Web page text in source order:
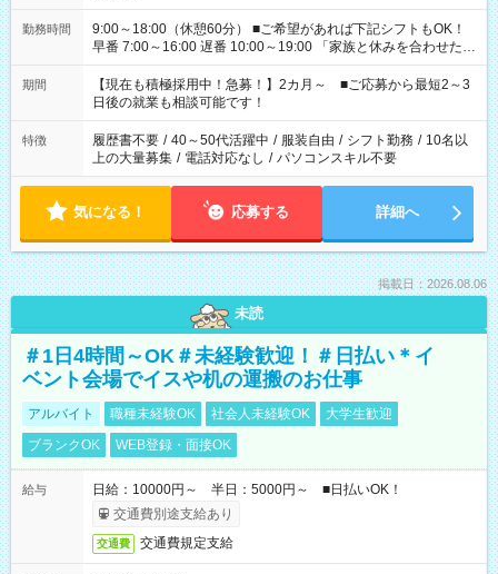
勤務時間
9:00～18:00（休憩60分） ■ご希望があれば下記シフトもOK！
早番 7:00～16:00 遅番 10:00～19:00 「家族と休みを合わせた
い」 「余裕を持って夕飯の準備がしたい」 「できれば残業はし
たくない」 など、ご希望を教えてくださいね。 ※Wワーク希望
の方へ 今ご覧のお仕事で希望する勤務時間と、もう1つのお仕事
の勤務時間。 合計で週40時間を超える場合は応募できません。
期間
【現在も積極採用中！急募！】2カ月～ ■ご応募から最短2～3
日後の就業も相談可能です！
特徴 履歴書不要 / 40～50代活躍中 / 服装自由 / シフト勤務 / 10名以
上の大量募集 / 電話対応なし / パソコンスキル不要
気になる！ 応募する 詳細へ
掲載日：2026.08.06
未読
＃1日4時間～OK＃未経験歓迎！＃日払い＊イ
ベント会場でイスや机の運搬のお仕事
アルバイト 職種未経験OK 社会人未経験OK
大学生歓迎
ブランクOK
WEB登録・面接OK
給与
日給：10000円～ 半日：5000円～ ■日払いOK！
交通費別途支給あり
交通費 交通費規定支給